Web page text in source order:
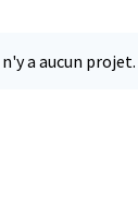
a aucun projet.